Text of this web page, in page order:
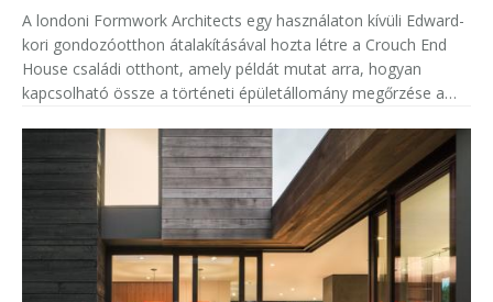
A londoni Formwork Architects egy használaton kívüli Edward-
kori gondozóotthon átalakításával hozta létre a Crouch End
House családi otthont, amely példát mutat arra, hogyan
kapcsolható össze a történeti épületállomány megőrzése a